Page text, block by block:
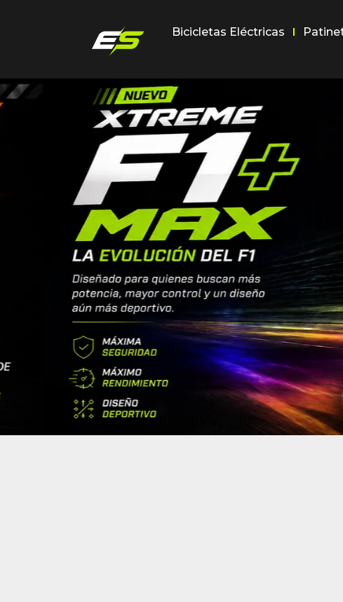
Bicicletas Eléctricas